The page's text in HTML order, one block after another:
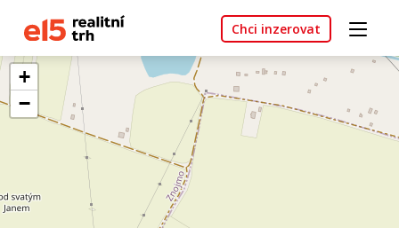
Chci inzerovat
+
−